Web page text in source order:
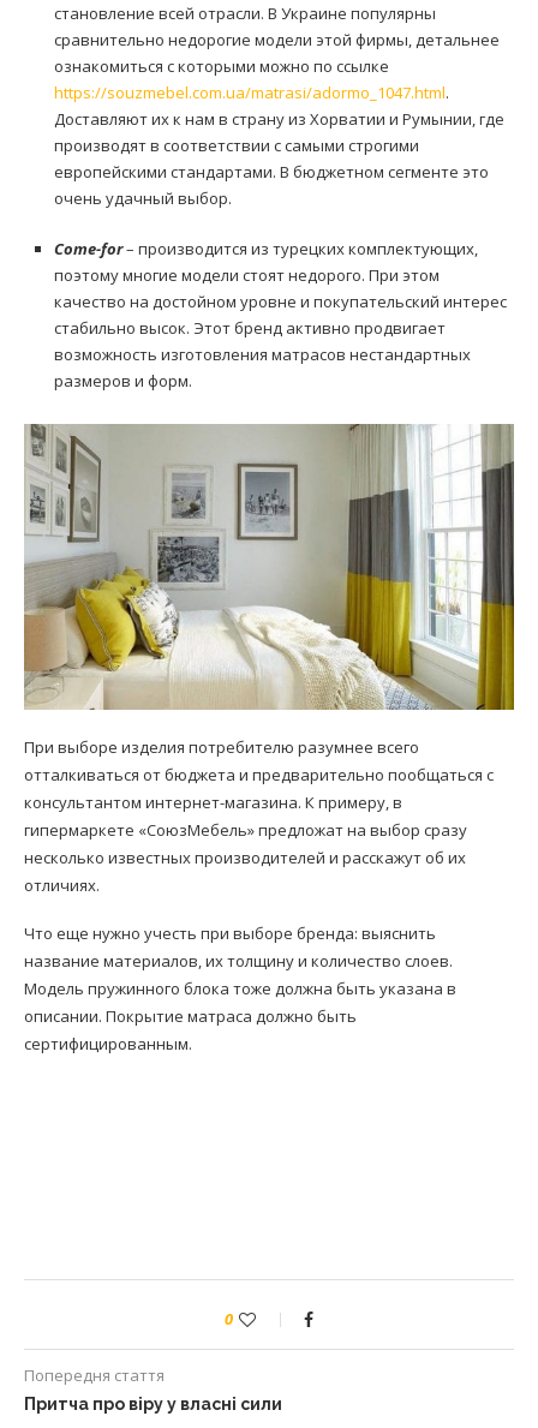
становление всей отрасли. В Украине популярны
сравнительно недорогие модели этой фирмы, детальнее
ознакомиться с которыми можно по ссылке
https://souzmebel.com.ua/matrasi/adormo_1047.html.
Доставляют их к нам в страну из Хорватии и Румынии, где
производят в соответствии с самыми строгими
европейскими стандартами. В бюджетном сегменте это
очень удачный выбор.
Come-for– производится из турецких комплектующих,
поэтому многие модели стоят недорого. При этом
качество на достойном уровне и покупательский интерес
стабильно высок. Этот бренд активно продвигает
возможность изготовления матрасов нестандартных
размеров и форм.
При выборе изделия потребителю разумнее всего
отталкиваться от бюджета и предварительно пообщаться с
консультантом интернет-магазина. К примеру, в
гипермаркете «СоюзМебель» предложат на выбор сразу
несколько известных производителей и расскажут об их
отличиях.
Что еще нужно учесть при выборе бренда: выяснить
название материалов, их толщину и количество слоев.
Модель пружинного блока тоже должна быть указана в
описании. Покрытие матраса должно быть
сертифицированным.
0
Попередня стаття
Притча про віру у власні сили